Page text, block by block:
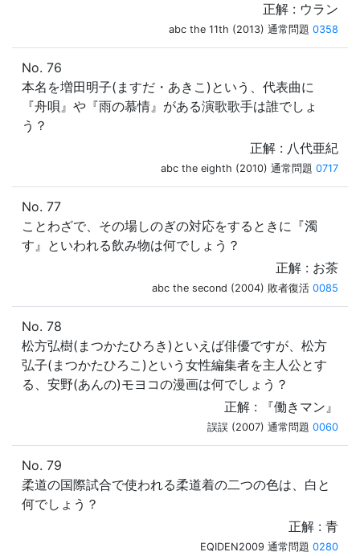
正解 : ウラン
abc the 11th (2013) 通常問題 0358
No. 76
本名を増田明子(ますだ・あきこ)という、代表曲に
『舟唄』や『雨の慕情』がある演歌歌手は誰でしょ
う？
正解 : 八代亜紀
abc the eighth (2010) 通常問題 0717
No. 77
ことわざで、その場しのぎの対応をするときに『濁
す』といわれる飲み物は何でしょう？
正解 : お茶
abc the second (2004) 敗者復活 0085
No. 78
松方弘樹(まつかたひろき)といえば俳優ですが、松方
弘子(まつかたひろこ)という女性編集者を主人公とす
る、安野(あんの)モヨコの漫画は何でしょう？
正解 : 『働きマン』
誤誤 (2007) 通常問題 0060
No. 79
柔道の国際試合で使われる柔道着の二つの色は、白と
何でしょう？
正解 : 青
EQIDEN2009 通常問題 0280